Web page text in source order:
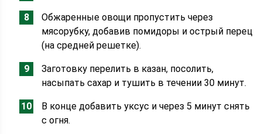
Обжаренные овощи пропустить через
мясорубку, добавив помидоры и острый перец
(на средней решетке).
Заготовку перелить в казан, посолить,
насыпать сахар и тушить в течении 30 минут.
В конце добавить уксус и через 5 минут снять
с огня.